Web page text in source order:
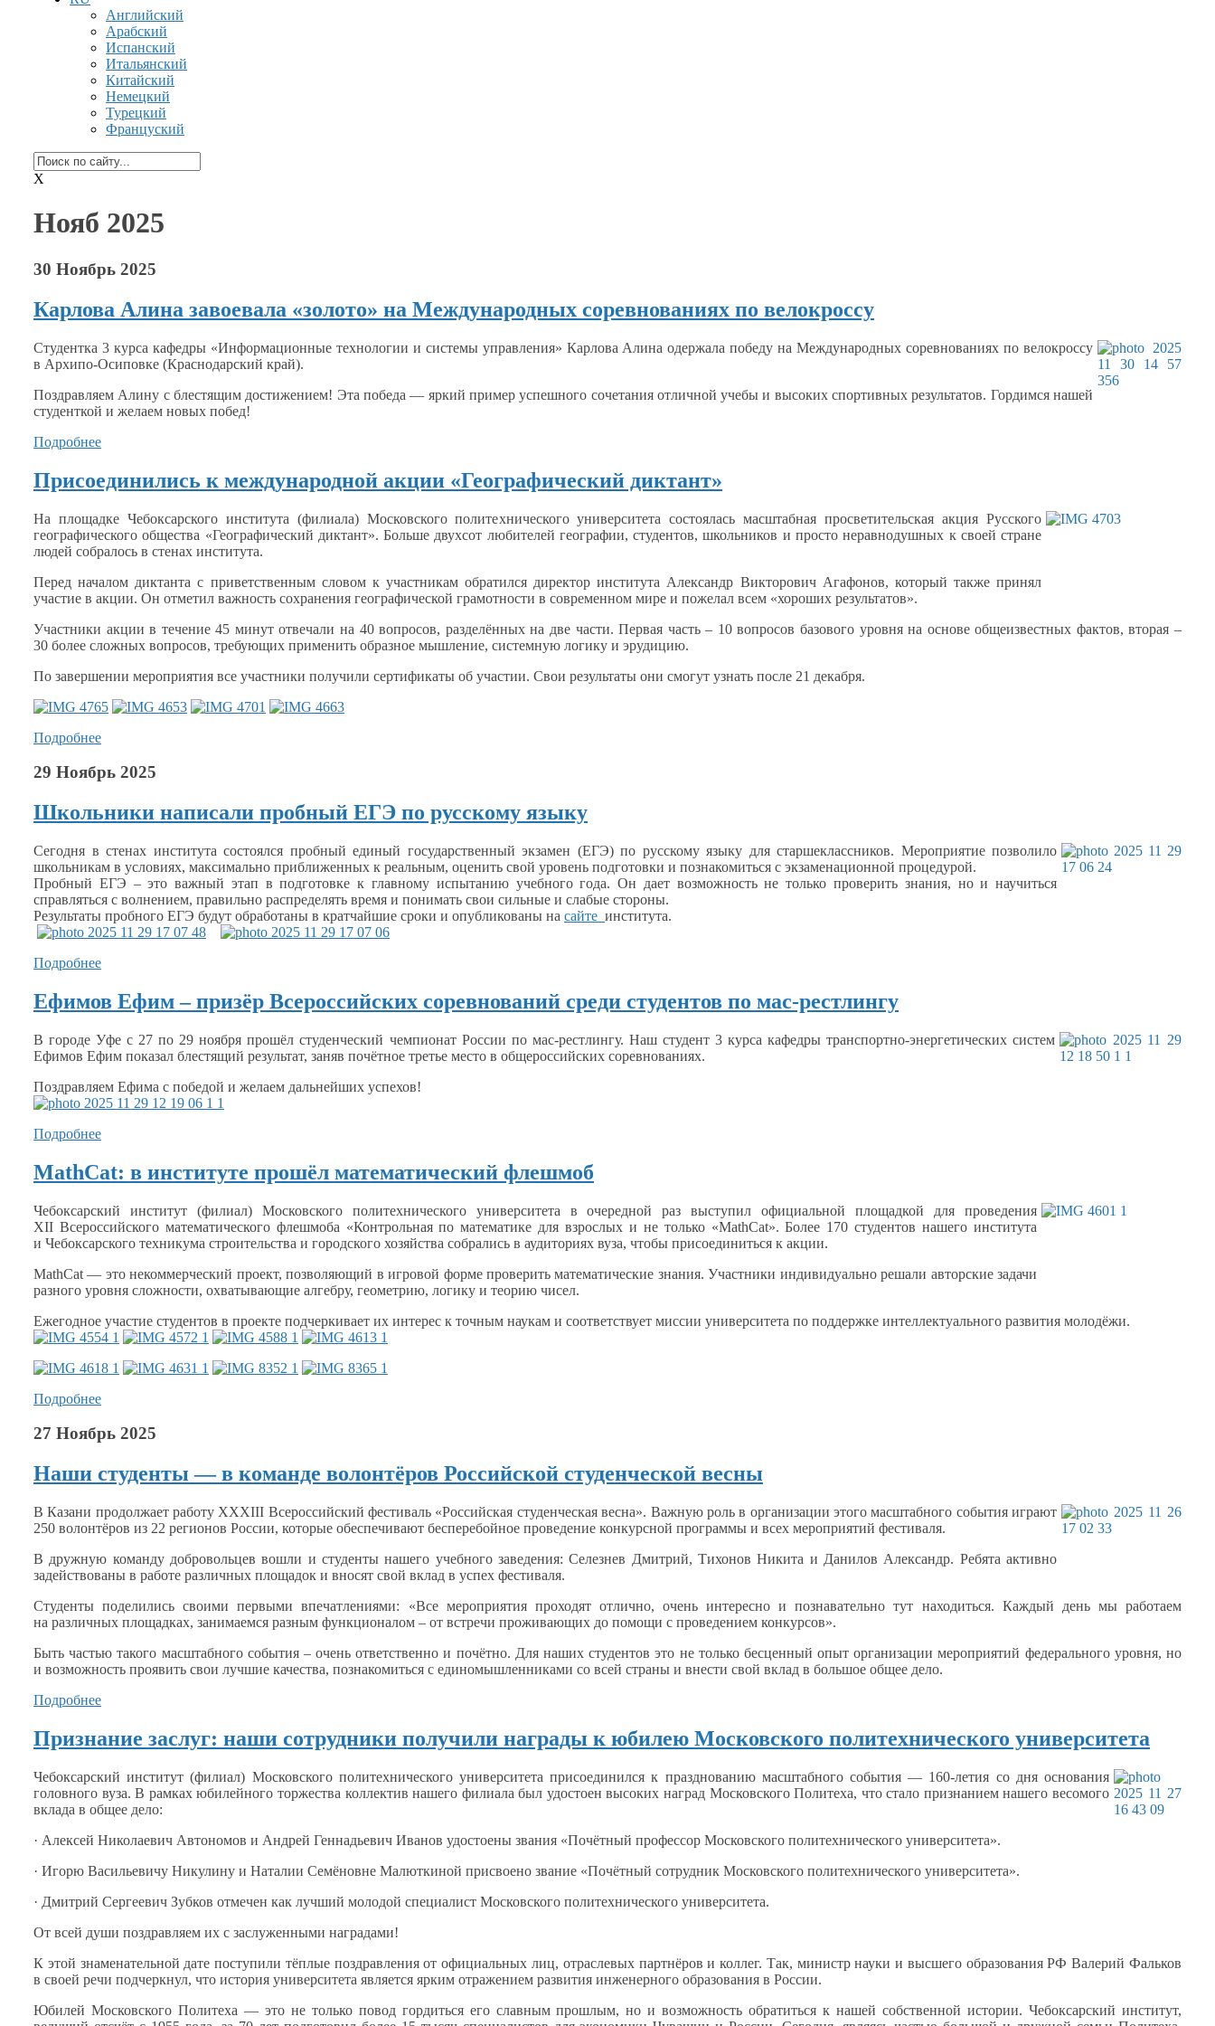
Английский
Арабский
Испанский
Итальянский
Китайский
Немецкий
Турецкий
Француский
X
Нояб 2025
30 Ноябрь 2025
Карлова Алина завоевала «золото» на Международных соревнованиях по велокроссу
Студентка 3 курса кафедры «Информационные технологии и системыуправления» Карлова Алина одержала победуна Международных соревнованиях по велокроссу
в Архипо-Осиповке (Краснодарский край).
Поздравляем Алину с блестящимдостижением! Эта победа — яркий пример успешного сочетания отличной учебыи высокихспортивных результатов. Гордимся нашей
студенткой и желаем новых побед!
Подробнее
Присоединились к международной акции «Географический диктант»
На площадке Чебоксарского института (филиала) Московского политехнического университета состоялась масштабная просветительская акция Русского
географического общества «Географический диктант». Больше двухсот любителей географии, студентов, школьников и простонеравнодушных к своей стране
людей собралось в стенах института.
Перед началом диктантас приветственнымсловом к участникамобратился директор института Александр Викторович Агафонов, который также принял
участие в акции. Он отметил важность сохранения географической грамотности в современном мире и пожелал всем «хороших результатов».
Участники акциив течение 45 минутотвечали на 40 вопросов, разделённыхна двечасти. Первая часть – 10 вопросов базового уровняна основеобщеизвестных фактов, вторая –
30 более сложных вопросов, требующих применить образное мышление, системную логику и эрудицию.
По завершении мероприятия все участники получили сертификаты об участии. Свои результаты они смогут узнать после 21 декабря.
Подробнее
29 Ноябрь 2025
Школьники написали пробный ЕГЭ по русскому языку
Сегодня в стенах института состоялся пробный единый государственный экзамен (ЕГЭ) по русскому языку для старшеклассников. Мероприятие позволило
школьникам в условиях, максимально приближенных к реальным, оценить свой уровень подготовки и познакомиться с экзаменационной процедурой.
Пробный ЕГЭ – это важный этап в подготовке к главномуиспытанию учебного года.Он даетвозможностьне только проверить знания, нои научиться
справляться с волнением, правильно распределять время и понимать свои сильные и слабые стороны.
Результаты пробного ЕГЭ будут обработаны в кратчайшие сроки и опубликованы на сайте института.
Подробнее
Ефимов Ефим – призёр Всероссийских соревнований среди студентов по мас-рестлингу
В городе Уфе с 27 по 29 ноября прошёл студенческий чемпионат России по мас-рестлингу. Наш студент 3 курса кафедры транспортно-энергетических систем
Ефимов Ефим показал блестящий результат, заняв почётное третье место в общероссийских соревнованиях.
Поздравляем Ефима с победой и желаем дальнейших успехов!
Подробнее
MathCat: в институте прошёл математический флешмоб
Чебоксарский институт (филиал) Московского политехнического университета в очередной раз выступил официальной площадкой для проведения
XII Всероссийскогоматематического флешмоба «Контрольная по математике для взрослых и не только«MathCat». Более 170 студентов нашего института
и Чебоксарского техникума строительства и городского хозяйства собрались в аудиториях вуза, чтобы присоединиться к акции.
MathCat — это некоммерческий проект, позволяющий в игровой форме проверить математические знания. Участники индивидуально решали авторские задачи
разного уровня сложности, охватывающие алгебру, геометрию, логику и теорию чисел.
Ежегодное участие студентов в проекте подчеркивает их интерес к точным наукам и соответствует миссии университета по поддержке интеллектуального развития молодёжи.
Подробнее
27 Ноябрь 2025
Наши студенты — в команде волонтёров Российской студенческой весны
В Казани продолжает работу XXXIII Всероссийский фестиваль «Российская студенческая весна». Важную рольв организации этого масштабного события играют
250 волонтёров из 22 регионов России, которые обеспечивают бесперебойное проведение конкурсной программы и всех мероприятий фестиваля.
В дружную команду добровольцев вошли и студенты нашего учебного заведения: Селезнев Дмитрий, Тихонов Никита и Данилов Александр. Ребята активно
задействованы в работе различных площадок и вносят свой вклад в успех фестиваля.
Студенты поделились своими первыми впечатлениями: «Все мероприятия проходят отлично, очень интереснои познавательно тут находиться. Каждый день мы работаем
на различных площадках, занимаемся разным функционалом – от встречи проживающих до помощи с проведением конкурсов».
Быть частью такого масштабного события – очень ответственнои почётно. Для наших студентов это не толькобесценный опыт организации мероприятий федерального уровня, но
и возможность проявить свои лучшие качества, познакомиться с единомышленниками со всей страны и внести свой вклад в большое общее дело.
Подробнее
Признание заслуг: наши сотрудники получили награды к юбилею Московского политехнического университета
Чебоксарский институт (филиал) Московского политехнического университета присоединилсяк празднованиюмасштабного события — 160-летия со дняоснования
головного вуза.В рамкахюбилейного торжества коллектив нашего филиала был удостоен высоких наград Московского Политеха, что стало признанием нашего весомого
вклада в общее дело:
· Алексей Николаевич Автономов и Андрей Геннадьевич Иванов удостоены звания «Почётный профессор Московского политехнического университета».
· Игорю Васильевичу Никулину и Наталии Семёновне Малюткиной присвоено звание «Почётный сотрудник Московского политехнического университета».
· Дмитрий Сергеевич Зубков отмечен как лучший молодой специалист Московского политехнического университета.
От всей души поздравляем их с заслуженными наградами!
К этой знаменательной дате поступили тёплые поздравленияот официальных лиц, отраслевых партнёрови коллег. Так, министр наукии высшегообразования РФ Валерий Фальков
в своей речи подчеркнул, что история университета является ярким отражением развития инженерного образования в России.
Юбилей Московского Политеха — это не толькоповод гордиться его славным прошлым, нои возможность обратитьсяк нашей собственной истории. Чебоксарский институт,